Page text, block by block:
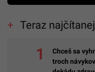
Teraz
Chceš sa
troch